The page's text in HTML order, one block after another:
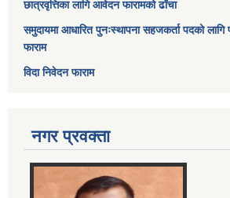
छात्रवृत्तिका लागि आवेदन फारामको ढाँचा
समुदायमा आधारित पुनःस्थापना सहजकर्ता पदको
फाराम
विदा निवेदन फाराम
नगर प्रवक्ता